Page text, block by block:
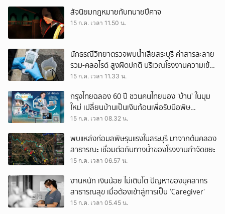
สัจนิยมกฎหมายกับทนายปีศาจ
15 ก.ค. เวลา 11.50 น.
นักธรณีวิทยาตรวจพบน้ำเสียสระบุรี ค่าสารละลาย
รวม-คลอไรด์ สูงผิดปกติ บริเวณโรงงานความเข้ม
ข้นสูงสุด
15 ก.ค. เวลา 11.33 น.
กรุงไทยฉลอง 60 ปี ชวนคนไทยมอง ‘บ้าน’ ในมุม
ใหม่ เปลี่ยนบ้านเป็นเงินก้อนเพื่อรับมือพิษ
เศรษฐกิจ
15 ก.ค. เวลา 08.32 น.
พบแหล่งก่อมลพิษรุนแรงในสระบุรี มาจากต้นคลอง
สาธารณะ เชื่อมต่อกับทางน้ำของโรงงานกำจัดขยะ
15 ก.ค. เวลา 06.57 น.
งานหนัก เงินน้อย ไม่เติบโต ปัญหาของบุคลากร
สาธารณสุข เมื่อต้องเข้าสู่การเป็น ‘Caregiver’
15 ก.ค. เวลา 05.45 น.